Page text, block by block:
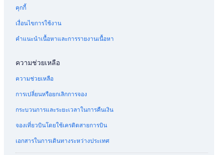
คุกกี้
เงื่อนไขการใช้งาน
คำแนะนำเนื้อหาและการรายงานเนื้อหา
ความช่วยเหลือ
ความช่วยเหลือ
การเปลี่ยนหรือยกเลิกการจอง
กระบวนการและระยะเวลาในการคืนเงิน
จองเที่ยวบินโดยใช้เครดิตสายการบิน
เอกสารในการเดินทางระหว่างประเทศ